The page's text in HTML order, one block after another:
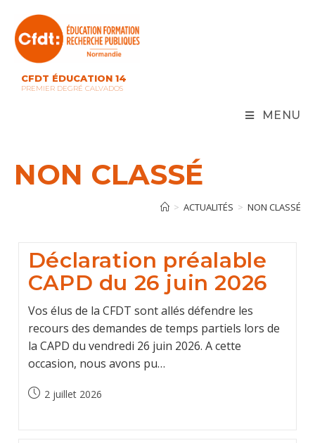
content
CFDT ÉDUCATION 14
PREMIER DEGRÉ CALVADOS
MENU
NON CLASSÉ
> ACTUALITÉS > NON CLASSÉ
Déclaration préalable
CAPD du 26 juin 2026
Vos élus de la CFDT sont allés défendre les
recours des demandes de temps partiels lors de
la CAPD du vendredi 26 juin 2026. A cette
occasion, nous avons pu…
Post2 juillet 2026